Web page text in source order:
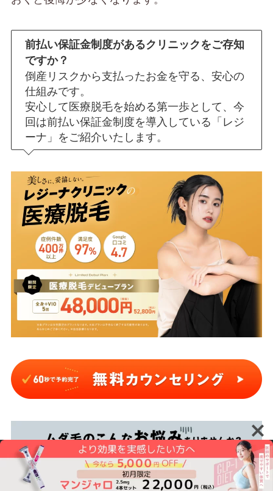
前払い保証金制度があるクリニックをご存知
ですか？
倒産リスクから支払ったお金を守る、安心の
仕組みです。
安心して医療脱毛を始める第一歩として、今
回は前払い保証金制度を導入している「レジ
ーナ」をご紹介いたします。